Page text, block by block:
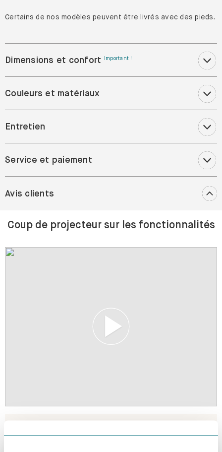
Certains de nos modèles peuvent être livrés avec des pieds.
Dimensions et confort Important !
Couleurs et matériaux
Entretien
Service et paiement
Avis clients
Coup de projecteur sur les fonctionnalités